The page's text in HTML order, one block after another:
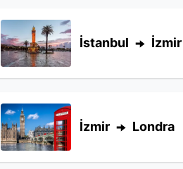
İstanbul İzmir
İzmir Londra